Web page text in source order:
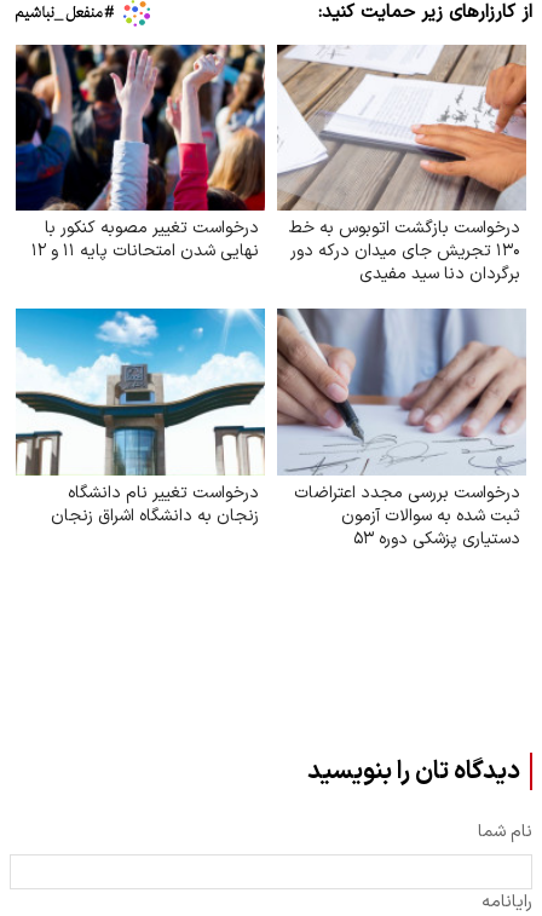
از کارزارهای زیر حمایت کنید:
درخواست بازگشت اتوبوس به خط
۱۳۰ تجریش جای میدان درکه دور
برگردان دنا سید مفیدی
درخواست تغییر مصوبه کنکور با
نهایی شدن امتحانات پایه ۱۱ و ۱۲
درخواست بررسی مجدد اعتراضات
ثبت شده به سوالات آزمون
دستیاری پزشکی دوره ۵۳
درخواست تغییر نام دانشگاه
زنجان به دانشگاه اشراق زنجان
دیدگاه تان را بنویسید
نام شما
رایانامه